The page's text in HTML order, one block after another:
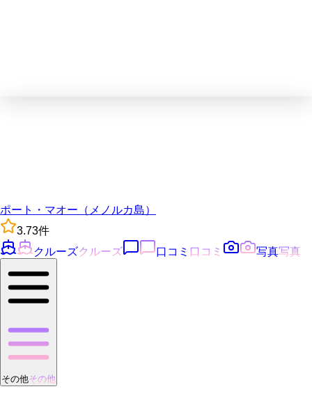
ポート・マオー（メノルカ島）
3.73件
クルーズクルーズ 口コミ 口コミ 写真写真
その他その他